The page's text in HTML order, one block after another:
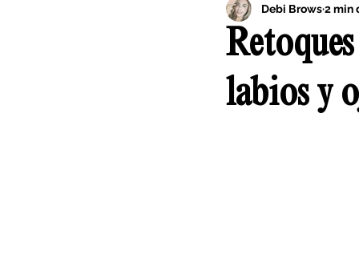
labios y
Debi Brows2 min